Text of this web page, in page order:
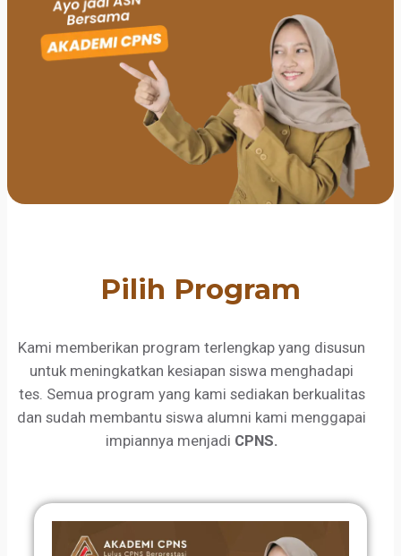
Pilih Program
Kami memberikan program terlengkap yang disusun
untuk meningkatkan kesiapan siswa menghadapi
tes. Semua program yang kami sediakan berkualitas
dan sudah membantu siswa alumni kami menggapai
impiannya menjadi CPNS.